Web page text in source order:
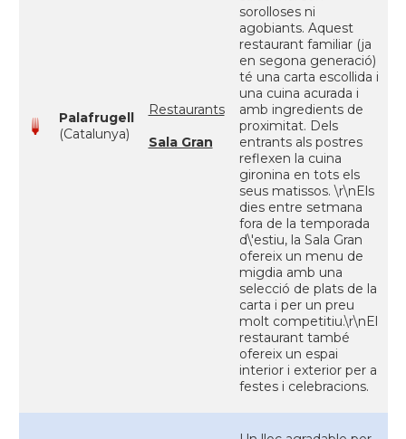
Palafrugell
(Catalunya)
Restaurants
Sala Gran
sorolloses ni
agobiants. Aquest
restaurant familiar (ja
en segona generació)
té una carta escollida i
una cuina acurada i
amb ingredients de
proximitat. Dels
entrants als postres
reflexen la cuina
gironina en tots els
seus matissos. \r\nEls
dies entre setmana
fora de la temporada
d\'estiu, la Sala Gran
ofereix un menu de
migdia amb una
selecció de plats de la
carta i per un preu
molt competitiu.\r\nEl
restaurant també
ofereix un espai
interior i exterior per a
festes i celebracions.